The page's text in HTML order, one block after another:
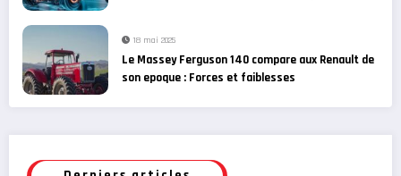
18 mai 2025
Le Massey Ferguson 140 compare aux Renault de
son epoque : Forces et faiblesses